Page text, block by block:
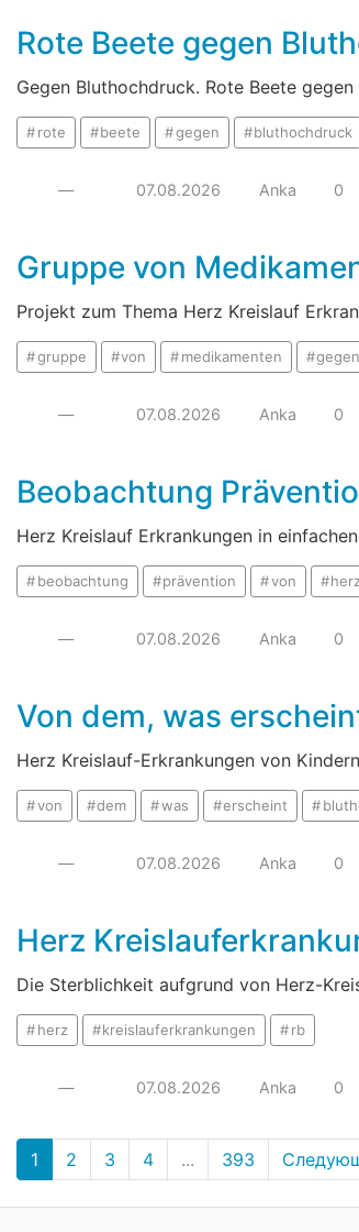
Rote Beete gegen
Gegen Bluthochdruck. Rote Beete
rote beete gegen bluthochdruck
— 07.08.2026 Anka 0
Gruppe von
Projekt zum Thema Herz Kreislauf
gruppe von medikamenten gegen
— 07.08.2026 Anka 0
Beobachtung
Herz Kreislauf Erkrankungen in
beobachtung prävention von
— 07.08.2026 Anka 0
Von dem, was
Herz Kreislauf-Erkrankungen von
von dem was erscheint
— 07.08.2026 Anka 0
Herz
Die Sterblichkeit aufgrund von Herz-
herz kreislauferkrankungen rb
— 07.08.2026 Anka 0
1 2 3 4 ... 393